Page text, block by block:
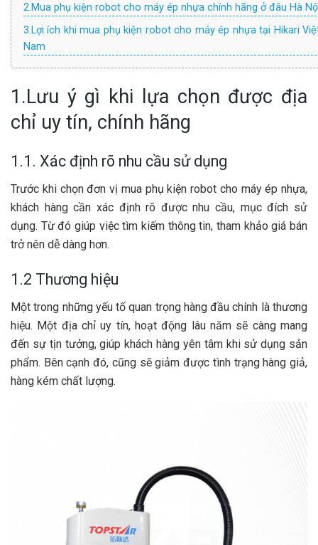
2.Mua phụ kiện robot cho máy ép nhựa chính hãng ở đâu Hà
3.Lợi ích khi mua phụ kiện robot cho máy ép nhựa tại Hikari
Nam
1.Lưu ý gì khi lựa chọn được địa
chỉ uy tín, chính hãng
1.1. Xác định rõ nhu cầu sử dụng
Trước khi chọn đơn vị mua phụ kiện robot cho máy ép nhựa,
khách hàng cần xác định rõ được nhu cầu, mục đích sử
dụng. Từ đó giúp việc tìm kiếm thông tin, tham khảo giá bán
trở nên dễ dàng hơn.
1.2 Thương hiệu
Một trong những yếu tố quan trọng hàng đầu chính là thương
hiệu. Một địa chỉ uy tín, hoạt động lâu năm sẽ càng mang
đến sự tịn tưởng, giúp khách hàng yên tâm khi sử dụng sản
phẩm. Bên cạnh đó, cũng sẽ giảm được tình trạng hàng giả,
hàng kém chất lượng.